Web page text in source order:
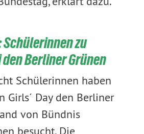
Schülerinnen zu
Berliner Grünen
Schülerinnen haben
Girls´ Day den Berliner
von Bündnis
besucht. Die